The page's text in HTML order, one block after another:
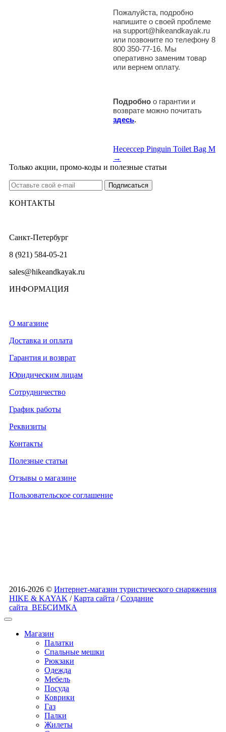
Пожалуйста, подробно
напишите о своей проблеме
на support@hikeandkayak.ru
или позвоните по телефону 8
800 350-77-16. Мы
оперативно заменим товар
или вернем оплату.
Подробно о гарантии и
возврате можно почитать
здесь.
Несессер Pinguin Toilet Bag M
→
Только акции, промо-коды и полезные статьи
КОНТАКТЫ
Санкт-Петербург
8 (921) 584-05-21
sales@hikeandkayak.ru
ИНФОРМАЦИЯ
О магазине
Доставка и оплата
Гарантия и возврат
Юридическим лицам
Сотрудничество
График работы
Реквизиты
Контакты
Полезные статьи
Отзывы о магазине
Пользовательское соглашение
2016-2026 © Интернет-магазин туристического снаряжения
HIKE & KAYAK /Карта сайта /Создание
сайта ВЕБСИМКА
Магазин
Палатки
Спальные мешки
Рюкзаки
Одежда
Мебель
Посуда
Коврики
Газ
Палки
Жилеты